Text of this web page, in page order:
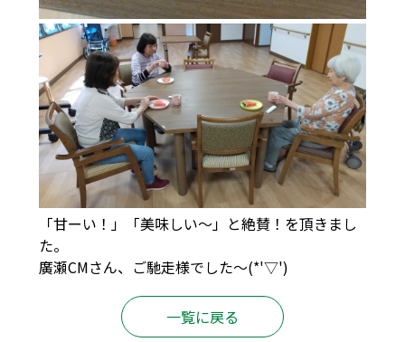
「甘ーい！」「美味しい～」と絶賛！を頂きまし
た。
廣瀬CMさん、ご馳走様でした～(*'▽')
一覧に戻る